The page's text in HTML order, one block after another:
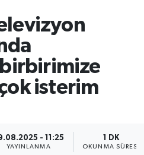
birbirimize
isterim
- 11:25
YAYINLANMA
1 DK
OKUNMA SÜRESI